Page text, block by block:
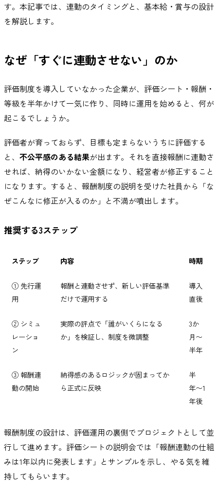
す。本記事では、連動のタイミングと、基本給・賞与の設計
を解説します。
なぜ「すぐに連動させない」のか
評価制度を導入していなかった企業が、評価シート・報酬・
等級を半年かけて一気に作り、同時に運用を始めると、何が
起こるでしょうか。
評価者が育っておらず、目標も定まらないうちに評価する
と、 不公平感のある結果が出ます。それを直接報酬に連動さ
せれば、納得のいかない金額になり、経営者が修正すること
になります。すると、報酬制度の説明を受けた社員から「な
ぜこんなに修正が入るのか」と不満が噴出します。
推奨する3ステップ
ステップ 内容 時期
① 先行運
用
報酬と連動させず、新しい評価基準
だけで運用する
導入
直後
② シミュ
レーショ
ン
実際の評点で「誰がいくらになる
か」を検証し、制度を微調整
3か
月〜
半年
③ 報酬連
動の開始
納得感のあるロジックが固まってか
ら正式に反映
半
年〜1
年後
報酬制度の設計は、評価運用の裏側でプロジェクトとして並
行して進めます。評価シートの説明会では「報酬連動の仕組
みは1年以内に発表します」とサンプルを示し、やる気を維
持してもらいます。